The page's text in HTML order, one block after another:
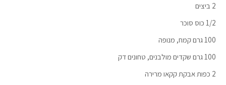
2 ביצים
1/2 כוס סוכר
100 גרם קמח, מנופה
100 גרם שקדים מולבנים, טחונים דק
2 כפות אבקת קקאו מרירה